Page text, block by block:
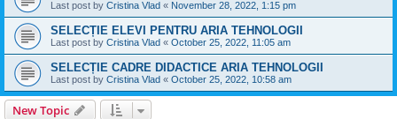
Last post by Cristina Vlad « November 28, 2022, 1:15 pm
SELECȚIE ELEVI PENTRU ARIA TEHNOLOGII
Last post by Cristina Vlad « October 25, 2022, 11:05 am
SELECȚIE CADRE DIDACTICE ARIA TEHNOLOGII
Last post by Cristina Vlad « October 25, 2022, 10:58 am
New Topic